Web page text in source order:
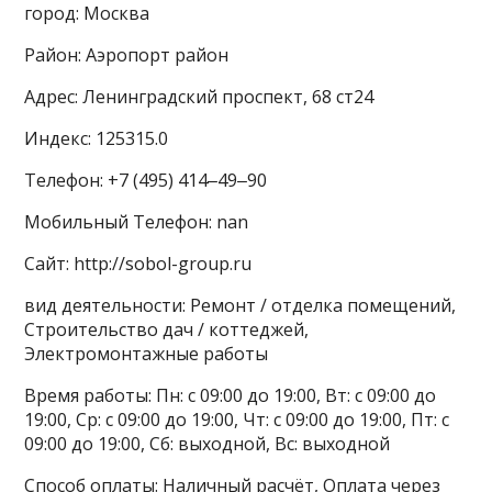
город: Москва
Район: Аэропорт район
Адрес: Ленинградский проспект, 68 ст24
Индекс: 125315.0
Телефон: +7 (495) 414‒49‒90
Мобильный Телефон: nan
Сайт: http://sobol-group.ru
вид деятельности: Ремонт / отделка помещений,
Строительство дач / коттеджей,
Электромонтажные работы
Время работы: Пн: с 09:00 до 19:00, Вт: с 09:00 до
19:00, Ср: с 09:00 до 19:00, Чт: с 09:00 до 19:00, Пт: с
09:00 до 19:00, Сб: выходной, Вс: выходной
Способ оплаты: Наличный расчёт, Оплата через